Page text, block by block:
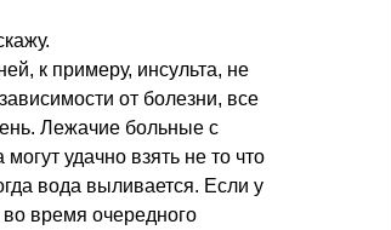
к примеру, инсульта, не
от болезни, все
Лежачие больные с
удачно взять не то что
вода выливается. Если у
во время очередного